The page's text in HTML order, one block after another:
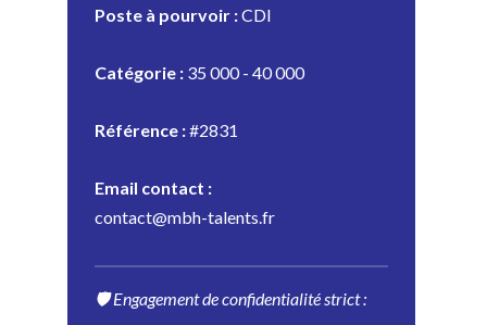
Poste à pourvoir :CDI
Catégorie : 35 000 - 40 000
Référence :#2831
Email contact :
contact@mbh-talents.fr
🛡️ Engagement de confidentialité strict :